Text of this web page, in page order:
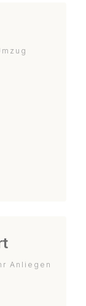
Anliegen